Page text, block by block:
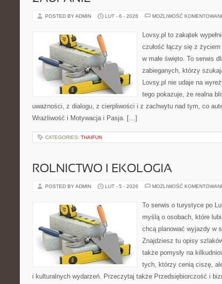
POSTED BY ADMIN LUT - 6 - 2026 MOŻLIWOŚĆ
Lovsy.pl to zakątek
czułość łączy się z
w małe święto. To serwis
zabieganych, którzy
Lovsy.pl nie udaje na
tego pokazuje, że realna
uważności, z dialogu, z cierpliwości i z zachwytu nad tym, co
Wrażliwość i Motywacja i Pasja. […]
CATEGORIES: THAIFUN
ROLNICTWO I EKOLOGIA
POSTED BY ADMIN LUT - 5 - 2026 MOŻLIWOŚĆ
To serwis o turystyce po
myślą o osobach, które
chcą planować wyjazdy w
Znajdziesz tu opisy
także pomysły na
tych, którzy cenią ciszę,
i kulturalnych wydarzeń. Przeczytaj także Przedsiębiorczość i